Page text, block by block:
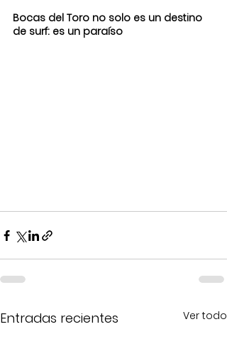
Bocas del Toro no solo es un destino
de surf: es un paraíso
Entradas recientes Ver todo